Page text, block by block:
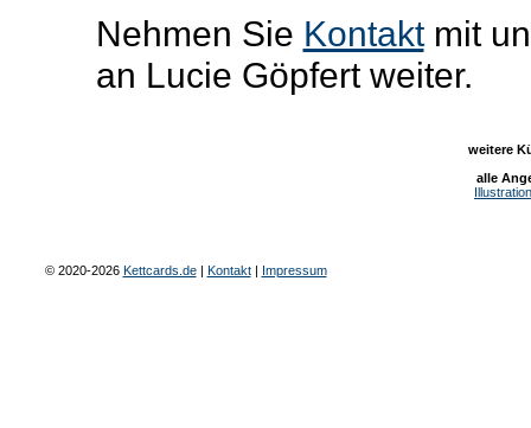
Nehmen Sie Kontaktmit
an Lucie Göpfert weiter.
weitere
alle
© 2020-2026 Kettcards.de| Kontakt| Impressum